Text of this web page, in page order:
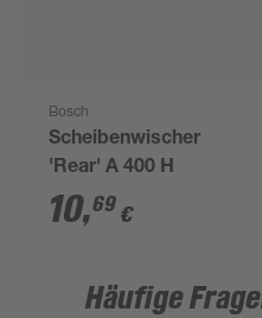
Bosch
Scheibenwischer
'Rear' A 400 H
10,69 €
Häufige